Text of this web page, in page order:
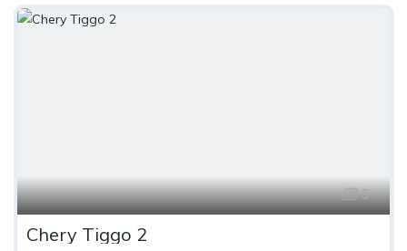
5
Chery Tiggo 2